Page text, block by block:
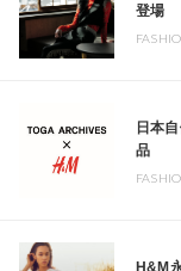
登場
日本
品
H&M